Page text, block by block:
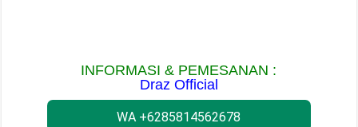
INFORMASI & PEMESANAN :
Draz Official
WA +6285814562678